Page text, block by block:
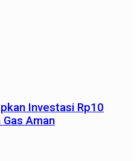
Investasi Rp10
Aman